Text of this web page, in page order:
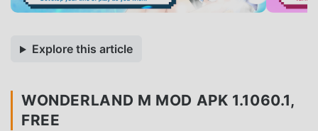
Explore this article
WONDERLAND M MOD APK 1.1060.1,
FREE